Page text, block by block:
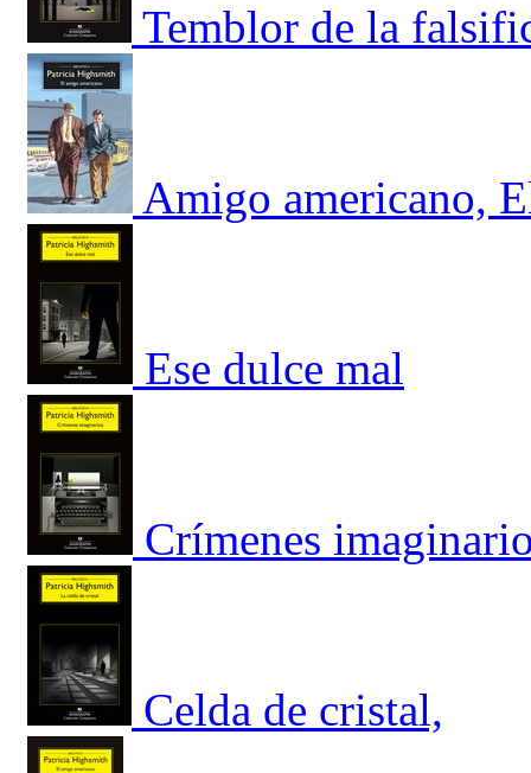
Temblor de la
Amigo americano,
Ese dulce mal
Crímenes
Celda de cristal,